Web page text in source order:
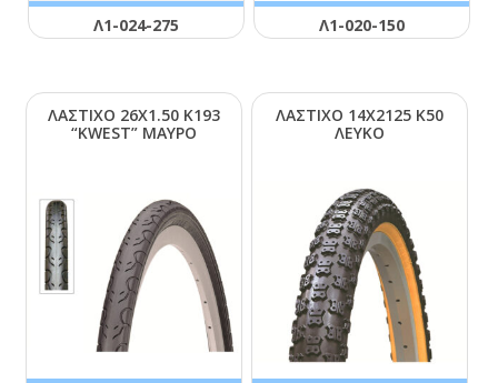
Λ1-024-275 Λ1-020-150
ΛΑΣΤΙΧΟ 26Χ1.50 Κ193
“ΚWΕSΤ” ΜΑΥΡΟ
ΛΑΣΤΙΧΟ 14Χ2125 Κ50
ΛΕΥΚΟ